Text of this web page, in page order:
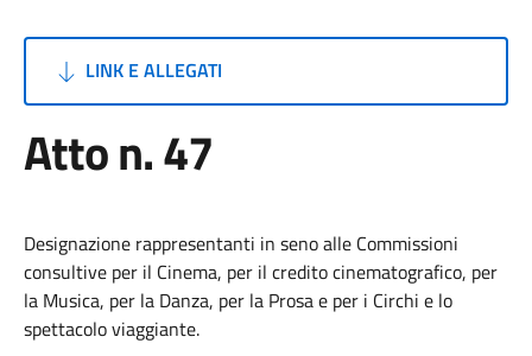
LINK E ALLEGATI
Atto n. 47
Designazione rappresentanti in seno alle Commissioni
consultive per il Cinema, per il credito cinematografico, per
la Musica, per la Danza, per la Prosa e per i Circhi e lo
spettacolo viaggiante.